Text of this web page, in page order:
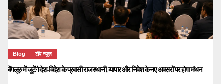
Blog टॉप न्यूज़
बेंगलूरु में जुटेंगे देश-विदेश के प्रवासी राजस्थानी, व्यापार और निवेश के नए अवसरों पर होगा मंथन